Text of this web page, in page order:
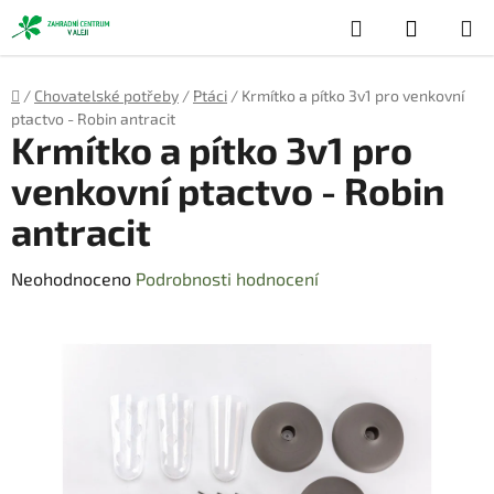
Přejít
na
obsah
Hledat
KOŠÍK
Domů
/ Chovatelské potřeby / Ptáci / Krmítko a pítko 3v1 pro venkovní
ptactvo - Robin antracit
Krmítko a pítko 3v1 pro
venkovní ptactvo - Robin
antracit
Průměrné
Neohodnoceno Podrobnosti hodnocení